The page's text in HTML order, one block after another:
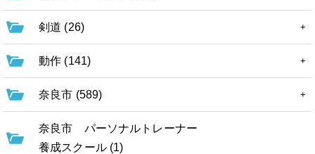
剣道 (26)
動作 (141)
奈良市 (589)
奈良市 パーソナルトレーナー
養成スクール (1)